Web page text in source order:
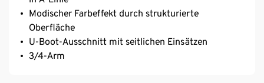
Modischer Farbeffekt durch strukturierte
Oberfläche
U-Boot-Ausschnitt mit seitlichen Einsätzen
3/4-Arm